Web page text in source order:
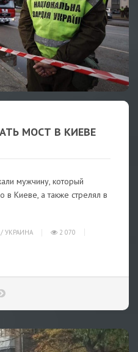
МОСТ В КИЕВЕ
мужчину, который
в Киеве, а также стрелял в
/ УКРАИНА
2 070